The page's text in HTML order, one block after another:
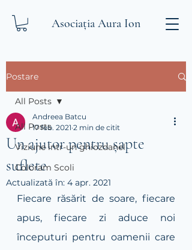
Asociația Aura Ion
Postare
All Posts
Viziune intr-un ghiozdanel
Coloram Scoli
All Posts
Un ajutor pentru șapte
suflete
Andreea Batcu
17 feb. 2021 2 min de citit
Actualizată în: 4 apr. 2021
Fiecare răsărit de soare, fiecare
apus, fiecare zi aduce noi
începuturi pentru oamenii care